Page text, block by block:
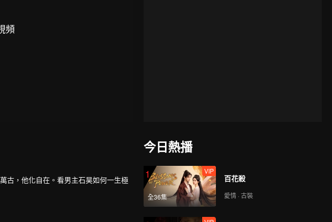
頻
古，他化自在。看男主石昊如何一生極
今日熱播
1
全36集
VIP
百花殺
愛情 · 古裝